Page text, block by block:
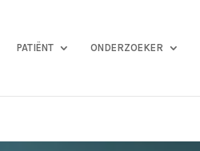
PATIËNT ONDERZOEKER